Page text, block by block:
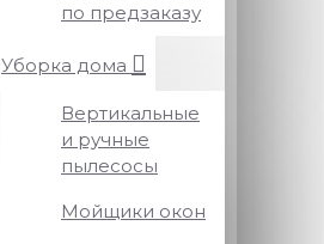
по предзаказу
Уборка дома
Вертикальные
и ручные
пылесосы
Мойщики окон